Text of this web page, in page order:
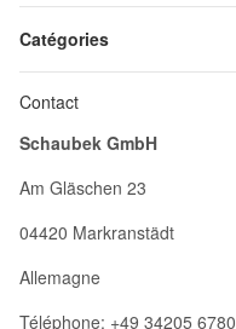
Catégories
Contact
Schaubek GmbH
Am Gläschen 23
04420 Markranstädt
Allemagne
Téléphone: +49 34205 6780